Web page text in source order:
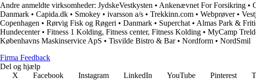
Andre anmeldte virksomheder: JydskeVestkysten • Ankenævnet For Forsikring •
Danmark • Capida.dk • Smokey • ivarsson a/s • Trekkinn.com • Webprøver•
Copenhagen • Rørvig Fisk og Røgeri • Danmark • Superchat • Almas Park &
Hundecenter• Fitness 1 Kolding, Fitness center, Fitness Kolding • MyCamp
Københavns Maskinservice ApS • Tisvilde Bistro & Bar• Nordform • NordSmil
Firma Feedback
Del og hjælp
X
Facebook Instagram LinkedIn YouTube Pinterest